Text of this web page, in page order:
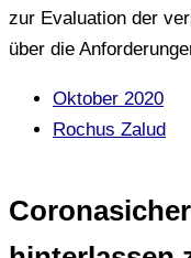
zur Evaluation der
über die
Oktober 2020
Rochus Zalud